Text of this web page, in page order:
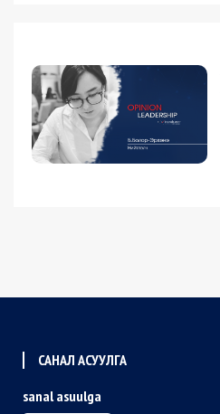
САНАЛ АСУУЛГА
sanal asuulga